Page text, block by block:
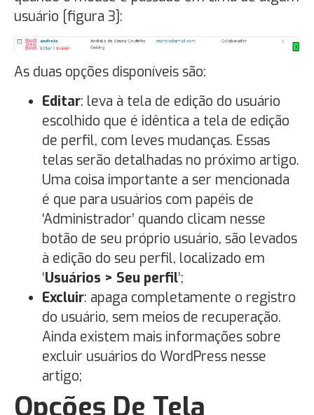
usuário [figura 3]:
As duas opções disponíveis são:
Editar: leva à tela de edição do usuário
escolhido que é idêntica a tela de edição
de perfil, com leves mudanças. Essas
telas serão detalhadas no próximo artigo.
Uma coisa importante a ser mencionada
é que para usuários com papéis de
‘Administrador’ quando clicam nesse
botão de seu próprio usuário, são levados
à edição do seu perfil, localizado em
‘Usuários > Seu perfil’;
Excluir: apaga completamente o registro
do usuário, sem meios de recuperação.
Ainda existem mais informações sobre
excluir usuários do WordPress nesse
artigo;
Opções De Tela